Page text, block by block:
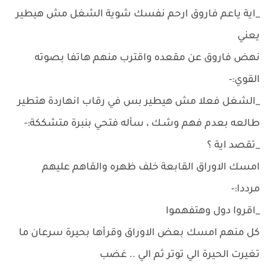
_اية ياعم فاروق ارحم نفسك شوية الشغل مش هيطير
يعني
نهض فاروق عن مقعده واقترب منهم هاتفا بصوته
القوي:-
_الشغل فعلا مش هيطير بس في رقاب انهاردة هتطير
طالعه بعدم فهم وشـك ، سأله فتحي بنبرة متشككة:-
_تقصد اية ؟
امسك الاوراق القابعة خلف ظهره والقاهم عليهم
مرددا:-
_اقروا دول وهتفهموا
كل منهم امسك بعض الاوراق وقرأها بحيرة سرعان ما
تغيرت الحيرة الي توتر ثم الي .. غضب